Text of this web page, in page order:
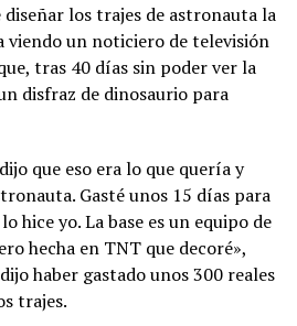
diseñar los trajes de astronauta la
viendo un noticiero de televisión
tras 40 días sin poder ver la
disfraz de dinosaurio para
que eso era lo que quería y
Gasté unos 15 días para
hice yo. La base es un equipo de
hecha en TNT que decoré»,
haber gastado unos 300 reales
trajes.